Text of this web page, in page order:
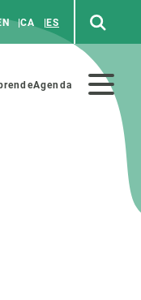
CA ES
Agenda